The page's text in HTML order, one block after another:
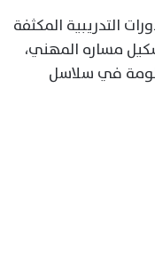
التدريبية المكثفة
مساره المهني،
في سلاسل